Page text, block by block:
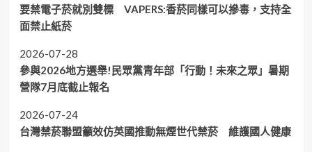
要禁電子菸就別雙標 VAPERS:香菸同樣可以摻毒，支持全
面禁止紙菸
2026-07-28
參與2026地方選舉!民眾黨青年部「行動！未來之眾」暑期
營隊7月底截止報名
2026-07-24
台灣禁菸聯盟籲效仿英國推動無煙世代禁菸 維護國人健康